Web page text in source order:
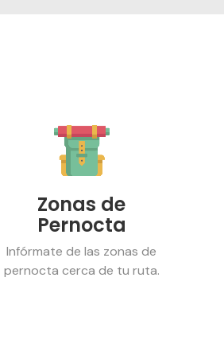
Zonas de
Pernocta
Infórmate de las zonas de
pernocta cerca de tu ruta.